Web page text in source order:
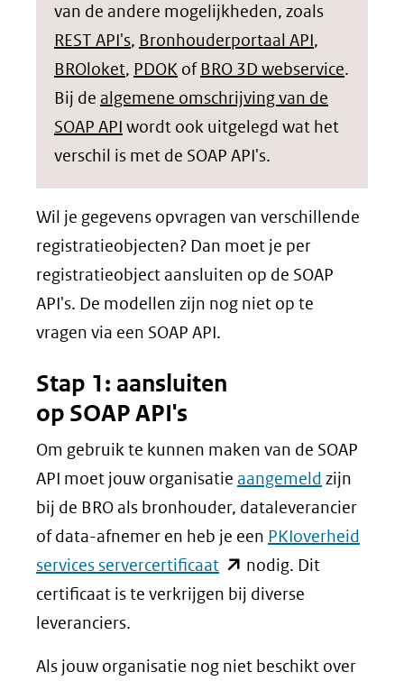
van de andere mogelijkheden, zoals
REST API's, Bronhouderportaal API,
BROloket, PDOK of BRO 3D webservice.
Bij de algemene omschrijving van de
SOAP API wordt ook uitgelegd wat het
verschil is met de SOAP API's.
Wil je gegevens opvragen van verschillende
registratieobjecten? Dan moet je per
registratieobject aansluiten op de SOAP
API's. De modellen zijn nog niet op te
vragen via een SOAP API.
Stap 1: aansluiten
op SOAP API's
Om gebruik te kunnen maken van de SOAP
API moet jouw organisatie aangemeld zijn
bij de BRO als bronhouder, dataleverancier
of data-afnemer en heb je een PKIoverheid
services servercertificaat (opent
in
nodig. Dit
certificaat is te verkrijgen bij diverse
leveranciers.
Als jouw organisatie nog niet beschikt over